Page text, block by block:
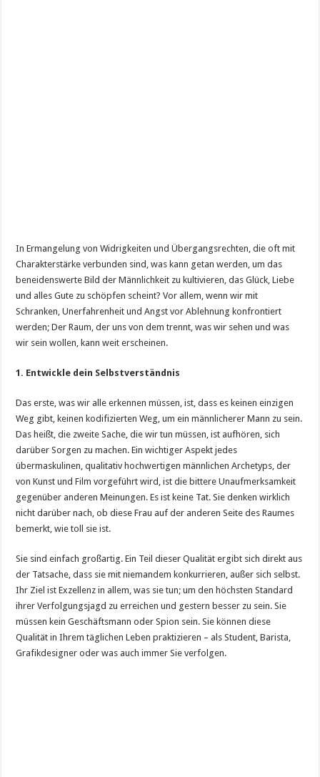
In Ermangelung von Widrigkeiten und Übergangsrechten, die oft mit
Charakterstärke verbunden sind, was kann getan werden, um das
beneidenswerte Bild der Männlichkeit zu kultivieren, das Glück, Liebe
und alles Gute zu schöpfen scheint? Vor allem, wenn wir mit
Schranken, Unerfahrenheit und Angst vor Ablehnung konfrontiert
werden; Der Raum, der uns von dem trennt, was wir sehen und was
wir sein wollen, kann weit erscheinen.
1. Entwickle dein Selbstverständnis
Das erste, was wir alle erkennen müssen, ist, dass es keinen einzigen
Weg gibt, keinen kodifizierten Weg, um ein männlicherer Mann zu sein.
Das heißt, die zweite Sache, die wir tun müssen, ist aufhören, sich
darüber Sorgen zu machen. Ein wichtiger Aspekt jedes
übermaskulinen, qualitativ hochwertigen männlichen Archetyps, der
von Kunst und Film vorgeführt wird, ist die bittere Unaufmerksamkeit
gegenüber anderen Meinungen. Es ist keine Tat. Sie denken wirklich
nicht darüber nach, ob diese Frau auf der anderen Seite des Raumes
bemerkt, wie toll sie ist.
Sie sind einfach großartig. Ein Teil dieser Qualität ergibt sich direkt aus
der Tatsache, dass sie mit niemandem konkurrieren, außer sich selbst.
Ihr Ziel ist Exzellenz in allem, was sie tun; um den höchsten Standard
ihrer Verfolgungsjagd zu erreichen und gestern besser zu sein. Sie
müssen kein Geschäftsmann oder Spion sein. Sie können diese
Qualität in Ihrem täglichen Leben praktizieren – als Student, Barista,
Grafikdesigner oder was auch immer Sie verfolgen.